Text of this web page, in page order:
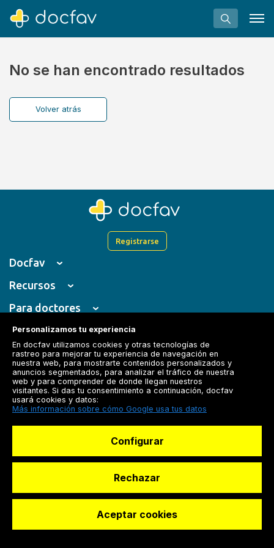
No se han encontrado resultados
Volver atrás
Registrarse
Docfav
Recursos
Para doctores
Especialistas
© Dashboard Technologies S.L
Personalizamos tu experiencia
En docfav utilizamos cookies y otras tecnologías de
rastreo para mejorar tu experiencia de navegación en
nuestra web, para mostrarte contenidos personalizados y
anuncios segmentados, para analizar el tráfico de nuestra
web y para comprender de donde llegan nuestros
visitantes. Si das tu consentimiento a continuación, docfav
usará cookies y datos:
Más información sobre cómo Google usa tus datos
Configurar
Rechazar
Aceptar cookies